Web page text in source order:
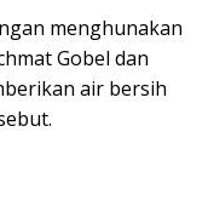
menghunakan
Gobel dan
air bersih